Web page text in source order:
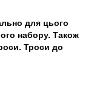
для цього
набору. Також
Троси до